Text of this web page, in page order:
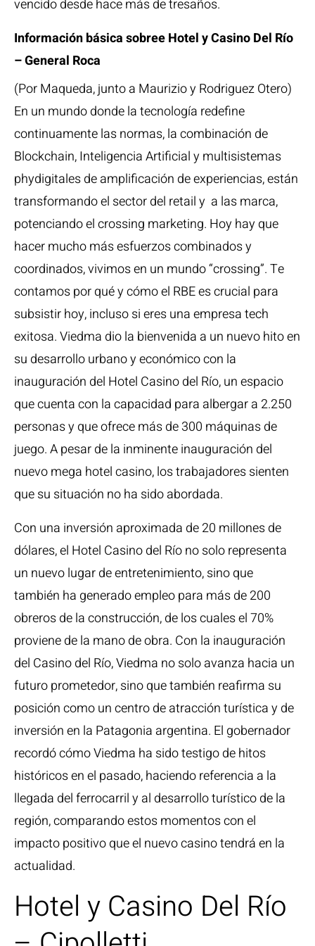
vencido desde hace más de tresaños.
Información básica sobree Hotel y Casino Del Río
– General Roca
(Por Maqueda, junto a Maurizio y Rodriguez Otero)
En un mundo donde la tecnología redefine
continuamente las normas, la combinación de
Blockchain, Inteligencia Artificial y multisistemas
phydigitales de amplificación de experiencias, están
transformando el sector del retail y a las marca,
potenciando el crossing marketing. Hoy hay que
hacer mucho más esfuerzos combinados y
coordinados, vivimos en un mundo “crossing”. Te
contamos por qué y cómo el RBE es crucial para
subsistir hoy, incluso si eres una empresa tech
exitosa. Viedma dio la bienvenida a un nuevo hito en
su desarrollo urbano y económico con la
inauguración del Hotel Casino del Río, un espacio
que cuenta con la capacidad para albergar a 2.250
personas y que ofrece más de 300 máquinas de
juego. A pesar de la inminente inauguración del
nuevo mega hotel casino, los trabajadores sienten
que su situación no ha sido abordada.
Con una inversión aproximada de 20 millones de
dólares, el Hotel Casino del Río no solo representa
un nuevo lugar de entretenimiento, sino que
también ha generado empleo para más de 200
obreros de la construcción, de los cuales el 70%
proviene de la mano de obra. Con la inauguración
del Casino del Río, Viedma no solo avanza hacia un
futuro prometedor, sino que también reafirma su
posición como un centro de atracción turística y de
inversión en la Patagonia argentina. El gobernador
recordó cómo Viedma ha sido testigo de hitos
históricos en el pasado, haciendo referencia a la
llegada del ferrocarril y al desarrollo turístico de la
región, comparando estos momentos con el
impacto positivo que el nuevo casino tendrá en la
actualidad.
Hotel y Casino Del Río